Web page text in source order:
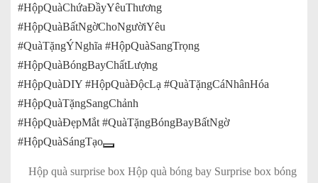
#HộpQuàChứaĐầyYêuThương
#HộpQuàBấtNgờChoNgườiYêu
#QuàTặngÝNghĩa #HộpQuàSangTrọng
#HộpQuàBóngBayChấtLượng
#HộpQuàDIY #HộpQuàĐộcLạ #QuàTặngCáNhânHóa
#HộpQuàTặngSangChảnh
#HộpQuàĐẹpMắt #QuàTặngBóngBayBấtNgờ
#HộpQuàSángTạo
Hộp quà surprise box Hộp quà bóng bay Surprise box bóng